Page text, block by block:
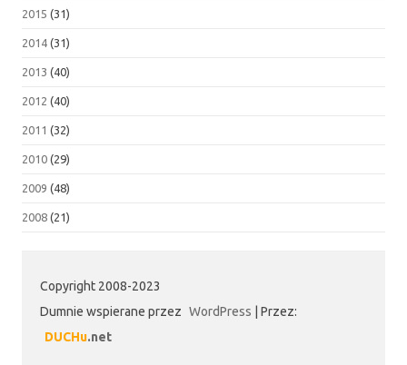
2015 (31)
2014 (31)
2013 (40)
2012 (40)
2011 (32)
2010 (29)
2009 (48)
2008 (21)
Copyright 2008-2023
Dumnie wspierane przez WordPress
Przez:
DUCHu.net